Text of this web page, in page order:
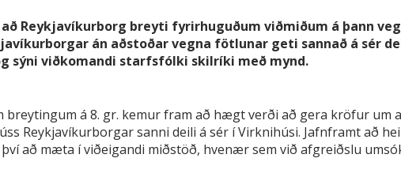
Reykjavíkurborg breyti fyrirhuguðum viðmiðum á þann
án aðstoðar vegna fötlunar geti sannað á sér
sýni viðkomandi starfsfólki skilríki með mynd.
breytingum á 8. gr. kemur fram að hægt verði að gera kröfur um
Reykjavíkurborgar sanni deili á sér í Virknihúsi. Jafnframt að
því að mæta í viðeigandi miðstöð, hvenær sem við afgreiðslu